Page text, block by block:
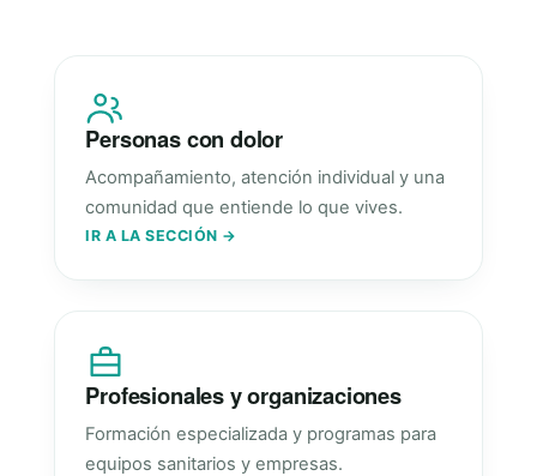
Personas con dolor
Acompañamiento, atención individual y una
comunidad que entiende lo que vives.
IR A LA SECCIÓN →
Profesionales y organizaciones
Formación especializada y programas para
equipos sanitarios y empresas.